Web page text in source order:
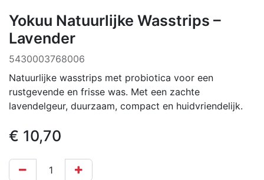
Yokuu Natuurlijke Wasstrips –
Lavender
5430003768006
Natuurlijke wasstrips met probiotica voor een
rustgevende en frisse was. Met een zachte
lavendelgeur, duurzaam, compact en huidvriendelijk.
€ 10,70